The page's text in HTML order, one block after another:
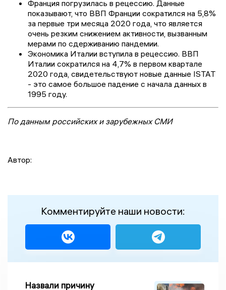
Франция погрузилась в рецессию. Данные
показывают, что ВВП Франции сократился на 5,8%
за первые три месяца 2020 года, что является
очень резким снижением активности, вызванным
мерами по сдерживанию пандемии.
Экономика Италии вступила в рецессию. ВВП
Италии сократился на 4,7% в первом квартале
2020 года, свидетельствуют новые данные ISTAT
- это самое большое падение с начала данных в
1995 году.
По данным российских и зарубежных СМИ
Автор:
Комментируйте наши новости:
Назвали причину